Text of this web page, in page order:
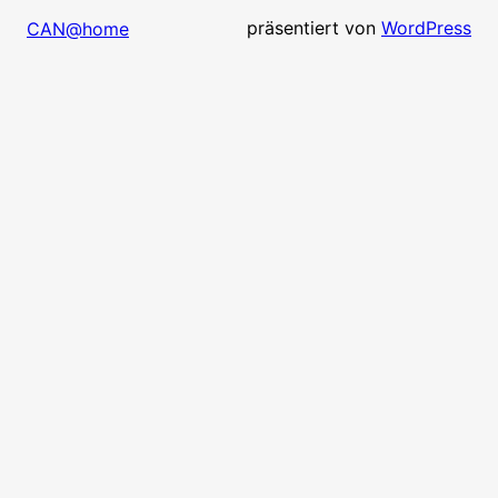
CAN@home präsentiert von WordPress